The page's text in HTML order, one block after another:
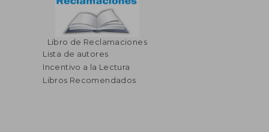
Libro de Reclamaciones
Lista de autores
Incentivo a la Lectura
Libros Recomendados